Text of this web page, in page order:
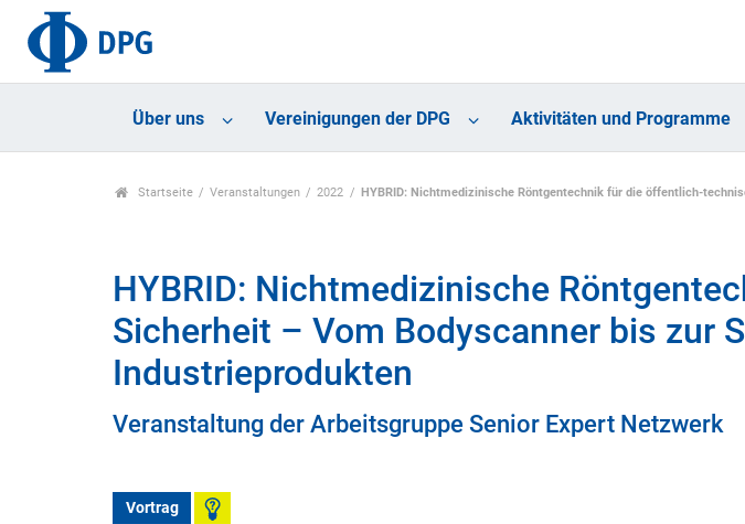
Über uns Vereinigungen der DPG Aktivitäten und Programme
Startseite Veranstaltungen 2022 HYBRID: Nichtmedizinische Röntgentechnik für die öffentlich-
HYBRID: Nichtmedizinische
Sicherheit – Vom Bodyscanner bis zur
Industrieprodukten
Veranstaltung der Arbeitsgruppe Senior Expert Netzwerk
Vortrag